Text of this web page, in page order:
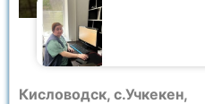
Кисловодск, с.Учкекен,